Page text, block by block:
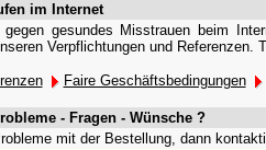
im Internet
gegen gesundes Misstrauen beim
Verpflichtungen und Referenzen.
Faire Geschäftsbedingungen
- Fragen - Wünsche ?
mit der Bestellung, dann